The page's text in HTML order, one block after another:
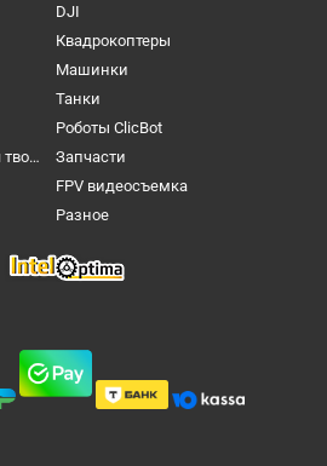
DJI
Квадрокоптеры
Машинки
Танки
Роботы ClicBot
Конструкторы, наборы для творчества и настольные игры
Запчасти
FPV видеосъемка
Разное